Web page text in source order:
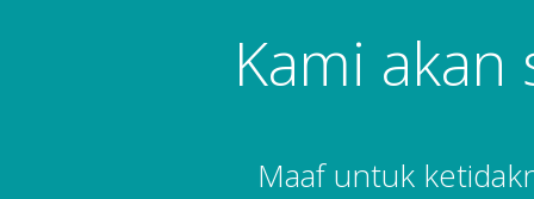
Kami akan
Maaf untuk